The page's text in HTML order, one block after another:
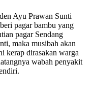
Ayu Prawan Sunti
pagar bambu yang
pagar Sendang
maka musibah akan
kerap dirasakan warga
wabah penyakit